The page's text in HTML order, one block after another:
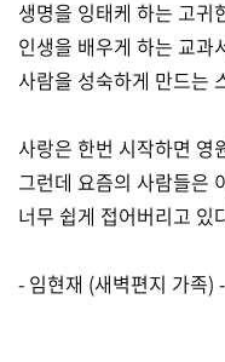
생명을 잉태케 하는 고귀
인생을 배우게 하는 교과
사람을 성숙하게 만드는
사랑은 한번 시작하면 영
그런데 요즘의 사람들은
너무 쉽게 접어버리고 있
- 임현재 (새벽편지 가족) -